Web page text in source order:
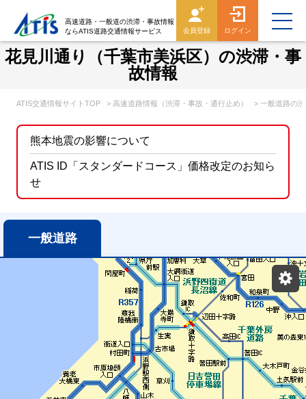
高速道路・一般道の渋滞・事故情報
ならATIS道路交通情報サービス
会員登録 ログイン
花見川通り（千葉市美浜区）の渋滞・事
故情報
ATIS交通情報サイトTOP > 高速道路情報（渋滞・事故・通行止め） > 一般道路の
熊本地震の影響について
ATIS ID「スタンダードコース」価格改定のお知ら
せ
一般道路
表示設定